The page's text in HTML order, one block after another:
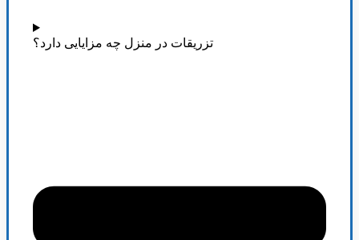
تزریقات در منزل چه مزایایی دارد؟